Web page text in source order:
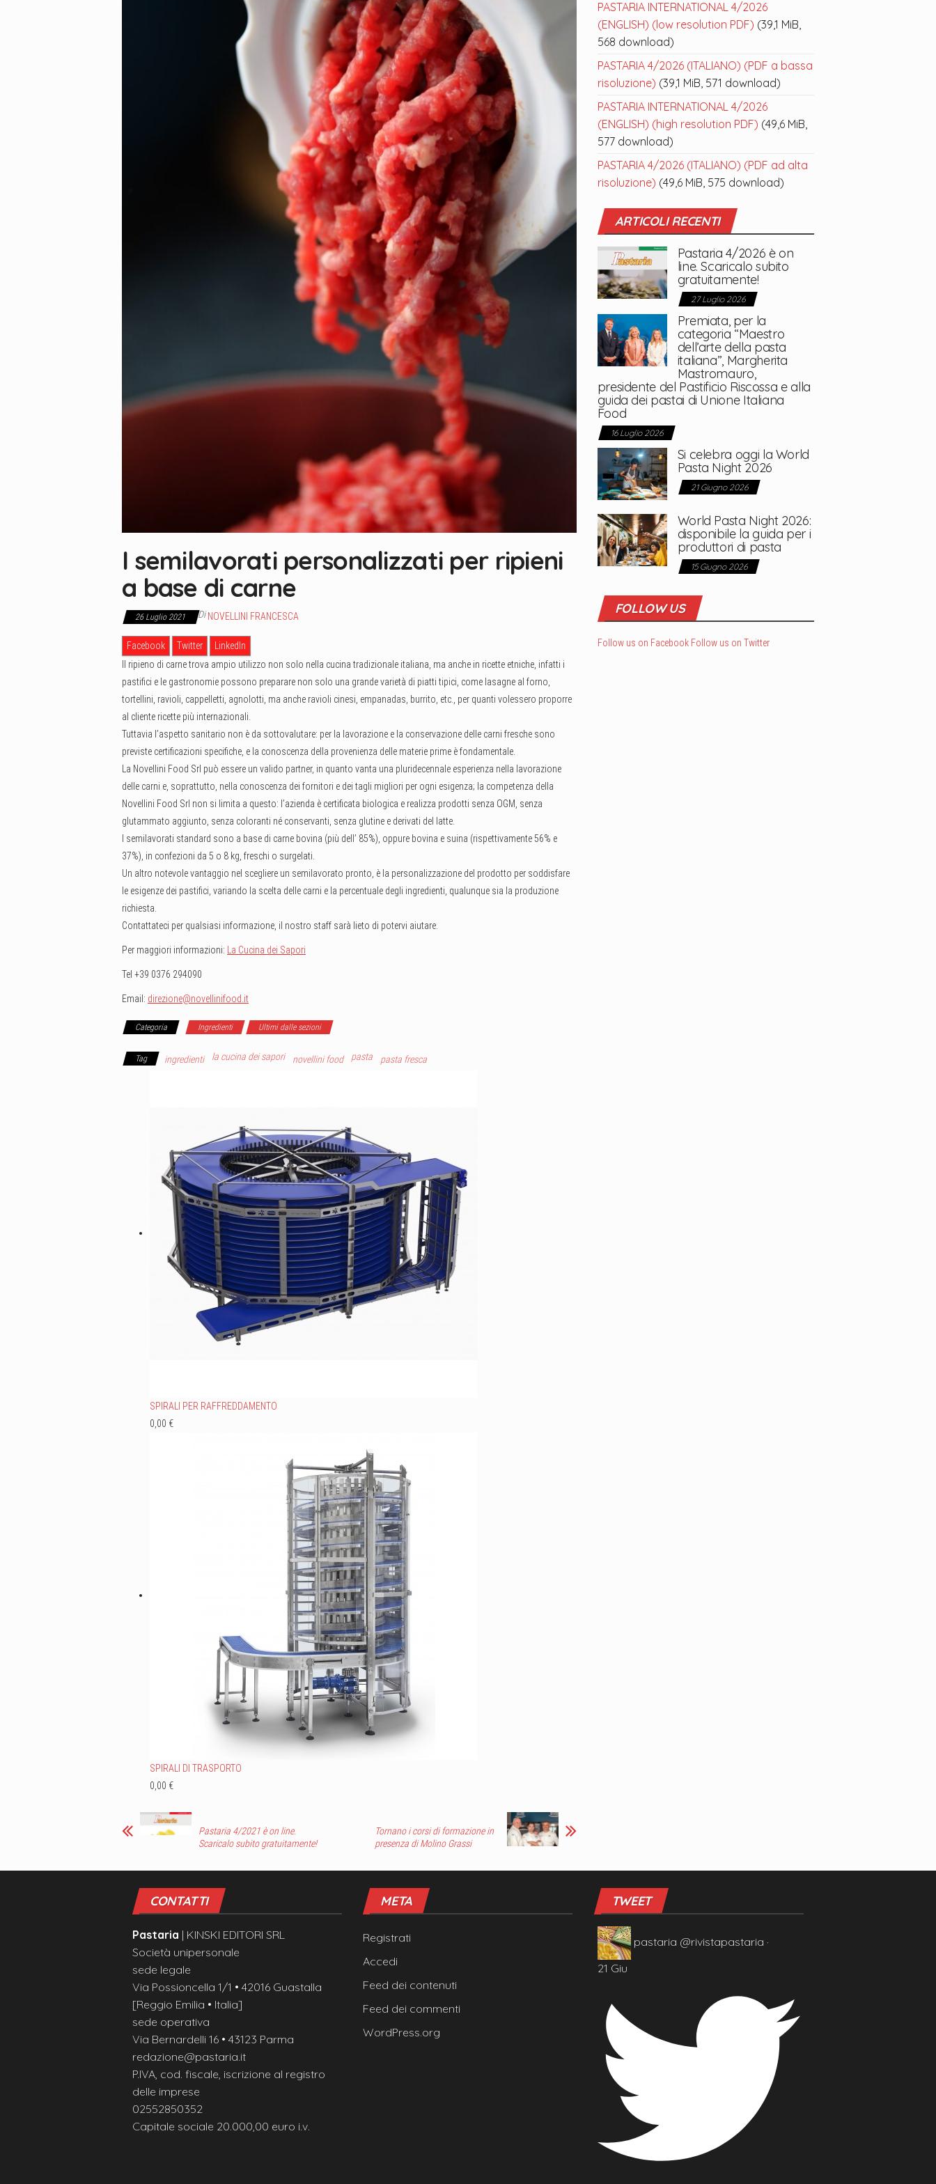
I semilavorati personalizzati per ripieni
a base di carne
26 Luglio 2021 Di NOVELLINI FRANCESCA
Facebook Twitter
LinkedIn
Il ripieno di carne trova ampio utilizzo non solo nella cucina tradizionale italiana, ma anche in ricette etniche, infatti i
pastifici e le gastronomie possono preparare non solo una grande varietà di piatti tipici, come lasagne al forno,
tortellini, ravioli, cappelletti, agnolotti, ma anche ravioli cinesi, empanadas, burrito, etc., per quanti volessero proporre
al cliente ricette più internazionali.
Tuttavia l’aspetto sanitario non è da sottovalutare: per la lavorazione e la conservazione delle carni fresche sono
previste certificazioni specifiche, e la conoscenza della provenienza delle materie prime è fondamentale.
La Novellini Food Srl può essere un valido partner, in quanto vanta una pluridecennale esperienza nella lavorazione
delle carni e, soprattutto, nella conoscenza dei fornitori e dei tagli migliori per ogni esigenza; la competenza della
Novellini Food Srl non si limita a questo: l’azienda è certificata biologica e realizza prodotti senza OGM, senza
glutammato aggiunto, senza coloranti né conservanti, senza glutine e derivati del latte.
I semilavorati standard sono a base di carne bovina (più dell’ 85%), oppure bovina e suina (rispettivamente 56% e
37%), in confezioni da 5 o 8 kg, freschi o surgelati.
Un altro notevole vantaggio nel scegliere un semilavorato pronto, è la personalizzazione del prodotto per soddisfare
le esigenze dei pastifici, variando la scelta delle carni e la percentuale degli ingredienti, qualunque sia la produzione
richiesta.
Contattateci per qualsiasi informazione, il nostro staff sarà lieto di potervi aiutare.
Per maggiori informazioni: La Cucina dei Sapori
Tel +39 0376 294090
Email: direzione@novellinifood.it
Categoria Ingredienti Ultimi dalle sezioni
Tag ingredienti la cucina dei sapori novellini food pasta pasta fresca
SPIRALI PER RAFFREDDAMENTO
0,00 €
SPIRALI DI TRASPORTO
0,00 €
Pastaria 4/2021 è on line.
Scaricalo subito gratuitamente!
Tornano i corsi di formazione in
presenza di Molino Grassi
PASTARIA INTERNATIONAL 4/2026
(ENGLISH) (low resolution PDF) (39,1 MiB,
568 download)
PASTARIA 4/2026 (ITALIANO) (PDF a bassa
risoluzione) (39,1 MiB, 571 download)
PASTARIA INTERNATIONAL 4/2026
(ENGLISH) (high resolution PDF) (49,6 MiB,
577 download)
PASTARIA 4/2026 (ITALIANO) (PDF ad alta
risoluzione) (49,6 MiB, 575 download)
ARTICOLI RECENTI
Pastaria 4/2026 è on
line. Scaricalo subito
gratuitamente!
27 Luglio 2026
Premiata, per la
categoria “Maestro
dell’arte della pasta
italiana”, Margherita
Mastromauro,
presidente del Pastificio Riscossa e alla
guida dei pastai di Unione Italiana
Food
16 Luglio 2026
Si celebra oggi la World
Pasta Night 2026
21 Giugno 2026
World Pasta Night 2026:
disponibile la guida per i
produttori di pasta
15 Giugno 2026
FOLLOW US
Follow us on Facebook Follow us on Twitter
CONTATTI
Pastaria | KINSKI EDITORI SRL
Società unipersonale
sede legale
Via Possioncella 1/1 • 42016 Guastalla
[Reggio Emilia • Italia]
sede operativa
Via Bernardelli 16 • 43123 Parma
redazione@pastaria.it
P.IVA, cod. fiscale, iscrizione al registro
delle imprese
02552850352
Capitale sociale 20.000,00 euro i.v.
META
Registrati
Accedi
Feed dei contenuti
Feed dei commenti
WordPress.org
TWEET
pastaria @rivistapastaria ·
21 Giu